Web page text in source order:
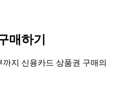
매하기
지 신용카드 상품권 구매의